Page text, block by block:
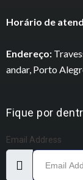
Horário de
Endereço:
andar, Porto
Fique por
Email Address